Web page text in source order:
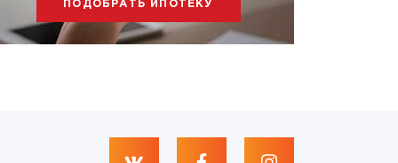
ПОДОБРАТЬ ИПОТЕКУ